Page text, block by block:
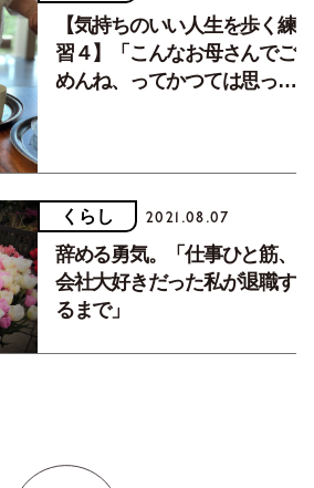
【気持ちのいい人生を歩く練
習４】「こんなお母さんでご
めんね、ってかつては思って
くらし 2021.08.07
辞める勇気。「仕事ひと筋、
会社大好きだった私が退職す
るまで」